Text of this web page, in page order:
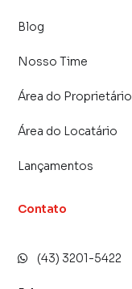
Blog
Nosso Time
Área do Proprietário
Área do Locatário
Lançamentos
Contato
(43) 3201-5422